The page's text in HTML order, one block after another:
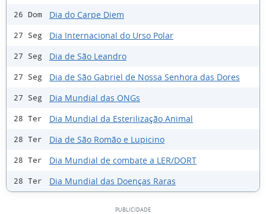
26 Dom Dia do Carpe Diem
27 Seg Dia Internacional do Urso Polar
27 Seg Dia de São Leandro
27 Seg Dia de São Gabriel de Nossa Senhora das Dores
27 Seg Dia Mundial das ONGs
28 Ter Dia Mundial da Esterilização Animal
28 Ter Dia de São Romão e Lupicino
28 Ter Dia Mundial de combate a LER/DORT
28 Ter Dia Mundial das Doenças Raras